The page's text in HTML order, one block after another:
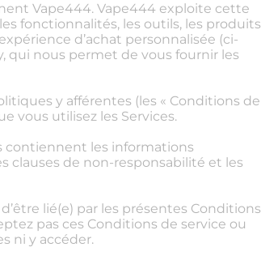
Vape444. Vape444 exploite cette
fonctionnalités, les outils, les produits
d’achat personnalisée (ci-
qui nous permet de vous fournir les
y afférentes (les « Conditions de
vous utilisez les Services.
contiennent les informations
clauses de non-responsabilité et les
lié(e) par les présentes Conditions
pas ces Conditions de service ou
ni y accéder.